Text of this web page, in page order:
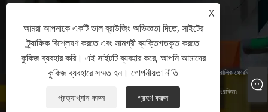
Links Sitemap RSS XML গোপনীয়তা নীতি
কপিরাইট © 2023 Xiamen Taitian Machinery Group Co., Ltd. - হাইড্রোলিক ফোরজিং
প্রেস, কম্পোজিট হাইড্রোলিক প্রেস, মেটাল পাঞ্চিং হাইড্রোলিক প্রেস - সর্বস্বত্ব সংরক্ষিত৷
X
আমরা আপনাকে একটি ভাল ব্রাউজিং অভিজ্ঞতা দিতে, সাইটের
ট্র্যাফিক বিশ্লেষণ করতে এবং সামগ্রী ব্যক্তিগতকৃত করতে
কুকিজ ব্যবহার করি। এই সাইটটি ব্যবহার করে, আপনি আমাদের
কুকিজ ব্যবহারে সম্মত হন।গোপনীয়তা নীতি
প্রত্যাখ্যান করুন গ্রহণ করুন